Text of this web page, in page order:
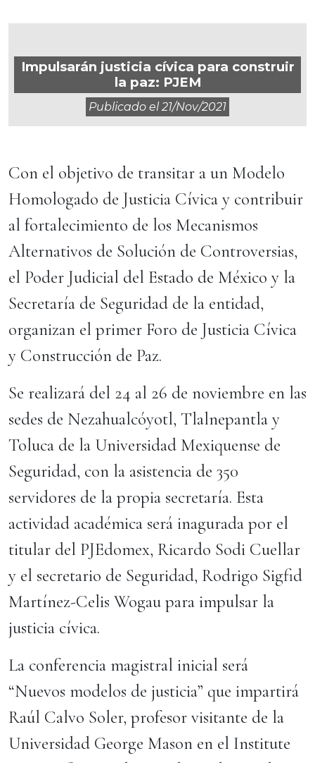
Impulsarán justicia cívica para construir
la paz: PJEM
Publicado el21/nov/2021
Con el objetivo de transitar a un Modelo
Homologado de Justicia Cívica y contribuir
al fortalecimiento de los Mecanismos
Alternativos de Solución de Controversias,
el Poder Judicial del Estado de México y la
Secretaría de Seguridad de la entidad,
organizan el primer Foro de Justicia Cívica
y Construcción de Paz.
Se realizará del 24 al 26 de noviembre en las
sedes de Nezahualcóyotl, Tlalnepantla y
Toluca de la Universidad Mexiquense de
Seguridad, con la asistencia de 350
servidores de la propia secretaría. Esta
actividad académica será inagurada por el
titular del PJEdomex, Ricardo Sodi Cuellar
y el secretario de Seguridad, Rodrigo Sigfid
Martínez-Celis Wogau para impulsar la
justicia cívica.
La conferencia magistral inicial será
“Nuevos modelos de justicia” que impartirá
Raúl Calvo Soler, profesor visitante de la
Universidad George Mason en el Institute